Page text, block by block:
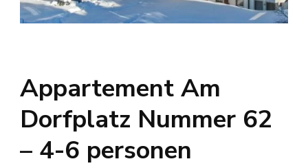
Appartement Am
Dorfplatz Nummer 62
– 4-6 personen